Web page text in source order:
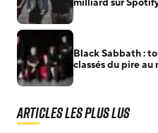
Black Sabbath :
classés du pire au
Articles les plus lus